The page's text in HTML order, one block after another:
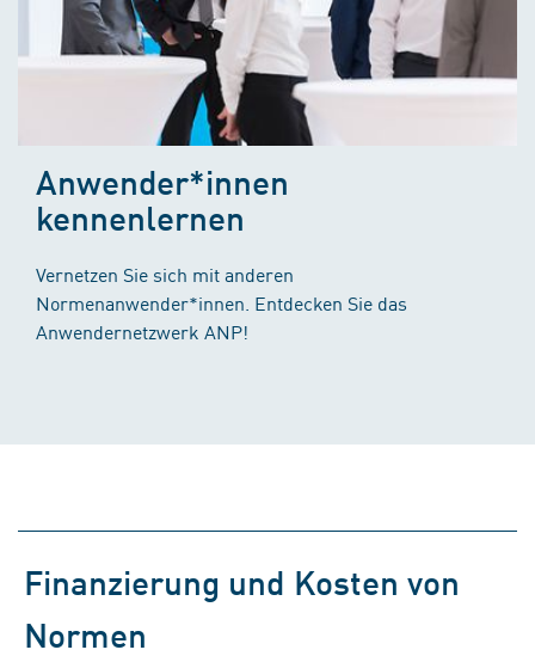
Anwender*innen
kennenlernen
Vernetzen Sie sich mit anderen
Normenanwender*innen. Entdecken Sie das
Anwendernetzwerk ANP!
Finanzierung und Kosten von
Normen